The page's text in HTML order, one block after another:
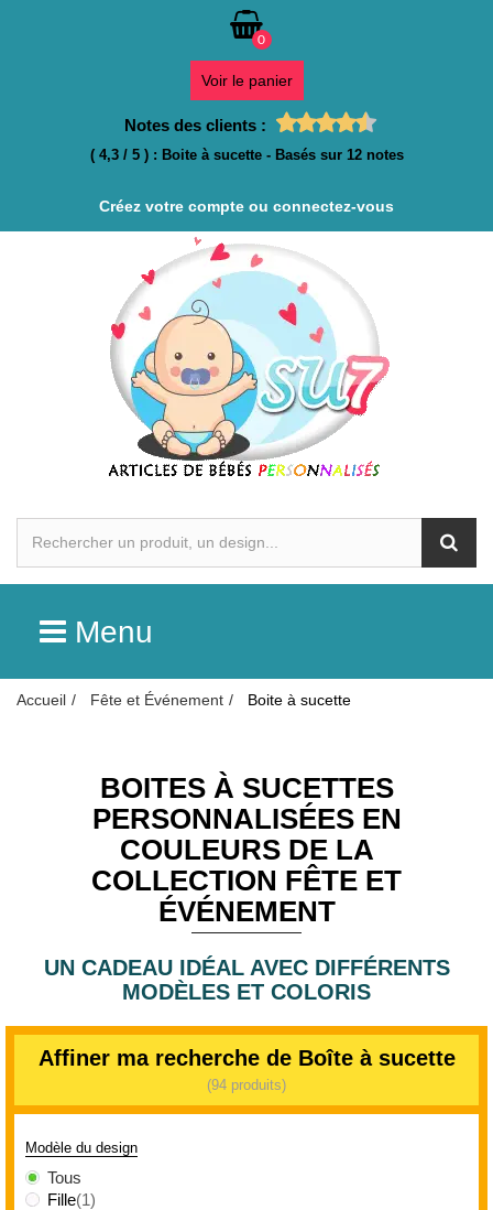
0
Voir le panier
Notes des clients :
( 4,3/ 5) : Boite à sucette- Basés sur 12notes
Créez votre compte ou connectez-vous
Menu
Accueil Fête et Événement Boite à sucette
BOITES À SUCETTES
PERSONNALISÉES EN
COULEURS DE LA
COLLECTION FÊTE ET
ÉVÉNEMENT
UN CADEAU IDÉAL AVEC DIFFÉRENTS
MODÈLES ET COLORIS
Affiner ma recherche de Boîte à sucette
(94 produits)
Modèle du design
Tous
Fille(1)